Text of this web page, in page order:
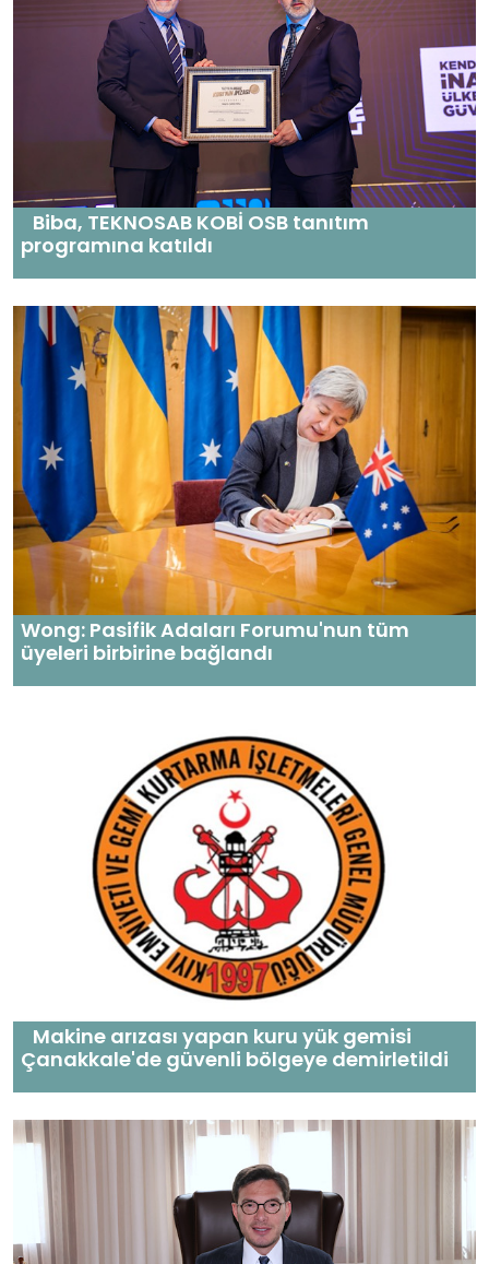
Biba, TEKNOSAB KOBİ OSB tanıtım
programına katıldı
Wong: Pasifik Adaları Forumu'nun tüm
üyeleri birbirine bağlandı
Makine arızası yapan kuru yük gemisi
Çanakkale'de güvenli bölgeye demirletildi